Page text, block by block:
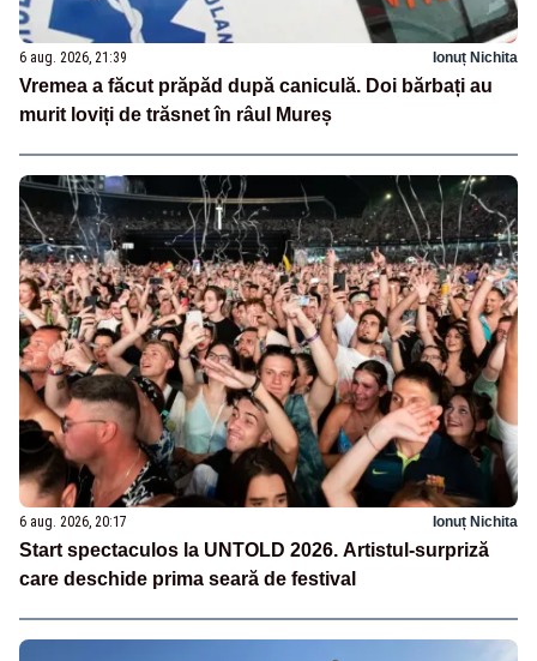
6 aug. 2026, 21:39 Ionuț Nichita
Vremea a făcut prăpăd după caniculă. Doi bărbați au
murit loviți de trăsnet în râul Mureș
6 aug. 2026, 20:17 Ionuț Nichita
Start spectaculos la UNTOLD 2026. Artistul-surpriză
care deschide prima seară de festival